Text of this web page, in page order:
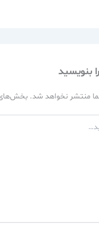
بنویسید
منتشر نخواهد شد. بخش‌های